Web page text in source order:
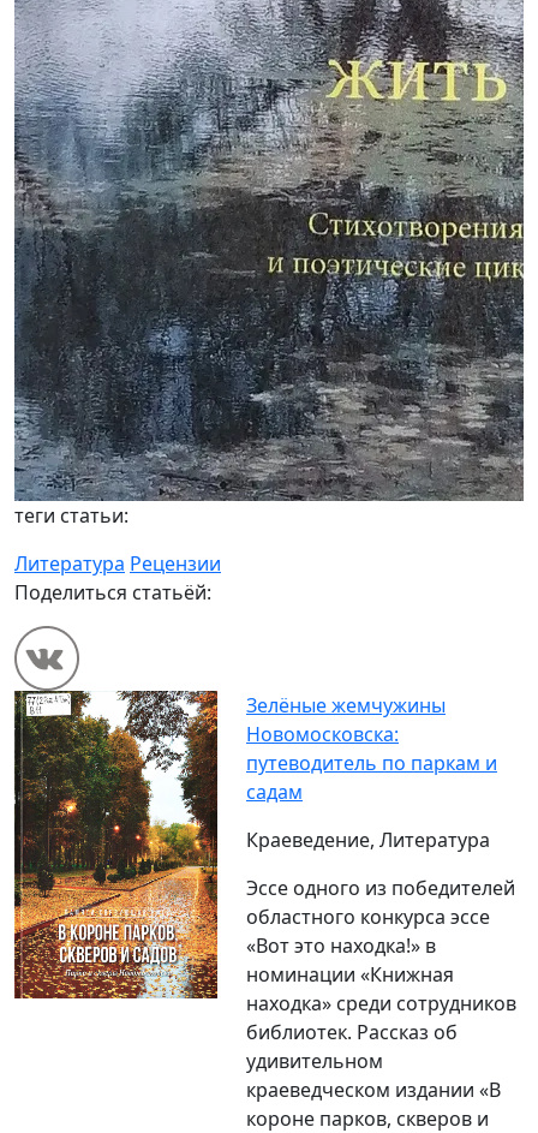
теги статьи:
Литература Рецензии
Поделиться статьёй:
Зелёные жемчужины
Новомосковска:
путеводитель по паркам и
садам
Краеведение, Литература
Эссе одного из победителей
областного конкурса эссе
«Вот это находка!» в
номинации «Книжная
находка» среди сотрудников
библиотек. Рассказ об
удивительном
краеведческом издании «В
короне парков, скверов и